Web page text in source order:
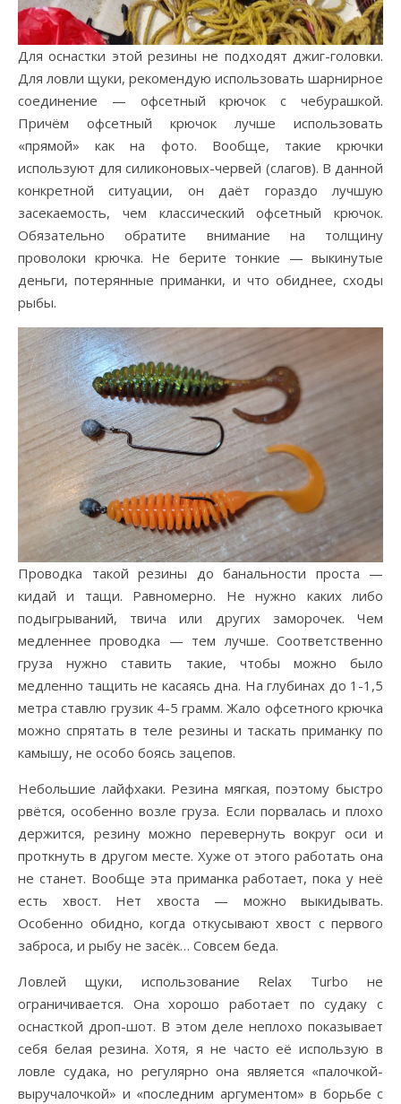
Для оснастки этой резины не подходят джиг-головки.
Для ловли щуки, рекомендую использовать шарнирное
соединение — офсетный крючок с чебурашкой.
Причём офсетный крючок лучше использовать
«прямой» как на фото. Вообще, такие крючки
используют для силиконовых-червей (слагов). В данной
конкретной ситуации, он даёт гораздо лучшую
засекаемость, чем классический офсетный крючок.
Обязательно обратите внимание на толщину
проволоки крючка. Не берите тонкие — выкинутые
деньги, потерянные приманки, и что обиднее, сходы
рыбы.
Проводка такой резины до банальности проста —
кидай и тащи. Равномерно. Не нужно каких либо
подыгрываний, твича или других заморочек. Чем
медленнее проводка — тем лучше. Соответственно
груза нужно ставить такие, чтобы можно было
медленно тащить не касаясь дна. На глубинах до 1-1,5
метра ставлю грузик 4-5 грамм. Жало офсетного крючка
можно спрятать в теле резины и таскать приманку по
камышу, не особо боясь зацепов.
Небольшие лайфхаки. Резина мягкая, поэтому быстро
рвётся, особенно возле груза. Если порвалась и плохо
держится, резину можно перевернуть вокруг оси и
проткнуть в другом месте. Хуже от этого работать она
не станет. Вообще эта приманка работает, пока у неё
есть хвост. Нет хвоста — можно выкидывать.
Особенно обидно, когда откусывают хвост с первого
заброса, и рыбу не засёк… Совсем беда.
Ловлей щуки, использование Relax Turbo не
ограничивается. Она хорошо работает по судаку с
оснасткой дроп-шот. В этом деле неплохо показывает
себя белая резина. Хотя, я не часто её использую в
ловле судака, но регулярно она является «палочкой-
выручалочкой» и «последним аргументом» в борьбе с